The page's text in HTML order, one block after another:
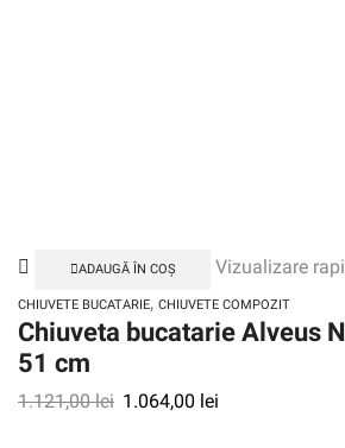
ADAUGĂ ÎN COȘ Vizualizare
CHIUVETE BUCATARIE, CHIUVETE COMPOZIT
Chiuveta bucatarie Alveus
51 cm
1.121,00lei 1.064,00 lei